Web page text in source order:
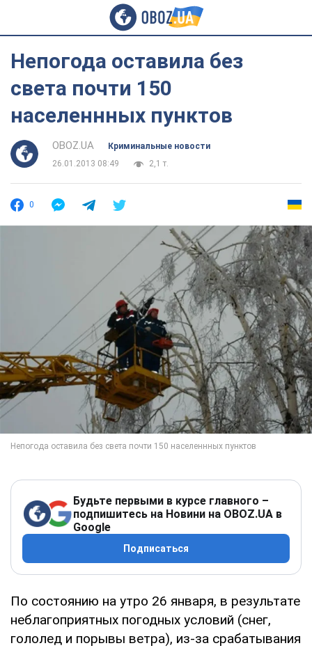
Непогода оставила без
света почти 150
населеннных пунктов
OBOZ.UA
Криминальные новости
26.01.2013 08:49
2,1 т.
0
Будьте первыми в курсе главного –
подпишитесь на Новини на OBOZ.UA в
Google
Подписаться
По состоянию на утро 26 января, в результате
неблагоприятных погодных условий (снег,
гололед и порывы ветра), из-за срабатывания